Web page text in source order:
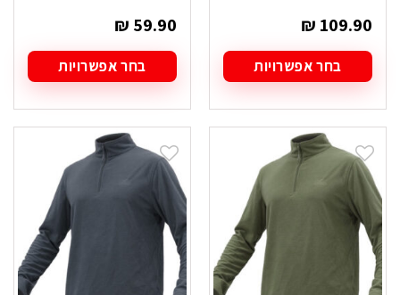
₪ 109.90
בחר אפשרויות
זה
יש
סוגים.
ניתן
לבחור
את
האפשרויות
בעמוד
המוצר
₪ 59.90
בחר אפשרויות
זה
יש
סוגים.
ניתן
לבחור
את
האפשרויות
בעמוד
המוצר